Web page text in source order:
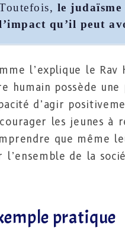
le
qu’il peut
l’explique le
humain possède une
d’agir
les jeunes à
que même
l’ensemble de la
pratique